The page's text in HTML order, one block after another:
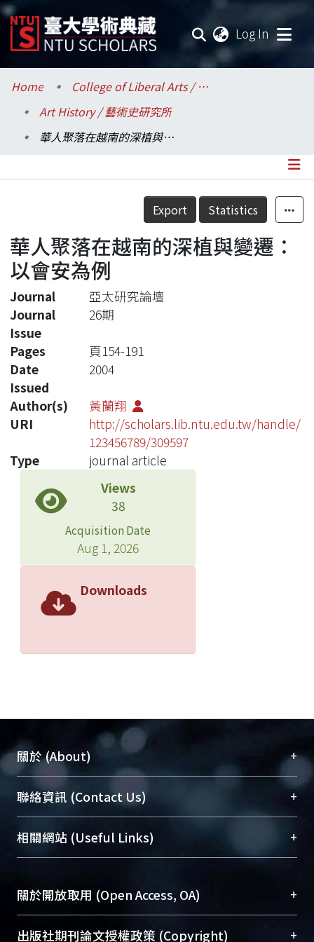
Log In
Communities & Collections
Research Outputs
Statistics
Home
College of Liberal Arts / 文學院
Art History / 藝術史研究所
華人聚落在越南的深植與變遷：以會安為例
Details
Export Statistics
華人聚落在越南的深植與變遷：
以會安為例
Journal
亞太研究論壇
Journal
Issue
26期
Pages
頁154-191
Date
Issued
2004
Author(s)
黃蘭翔
URI
http://scholars.lib.ntu.edu.tw/handle/
123456789/309597
Type
journal article
Views
38
Acquisition Date
Aug 1, 2026
Downloads
關於 (About) +
臺大位居世界頂尖大學之列，為永久珍藏及向國際
展現本校豐碩的研究成果及學術能量，圖書館整合
機構典藏（NTUR）與學術庫（AH）不同功能平
台，成為臺大學術典藏NTU scholars。期能整合研
究能量、促進交流合作、保存學術產出、推廣研究
成果。
To permanently archive and promote researcher
profiles and scholarly works, Library integrates the
聯絡資訊 (Contact Us) +
總館學科館員(Main Library)
醫學圖書館學科館員(Medical Library)
Sciences Library)
相關網站 (Useful Links) +
關於開放取用 (Open Access, OA) +
開放取用是從使用者角度提升資訊取用性的社會運
出版社期刊論文授權政策 (Copyright) +